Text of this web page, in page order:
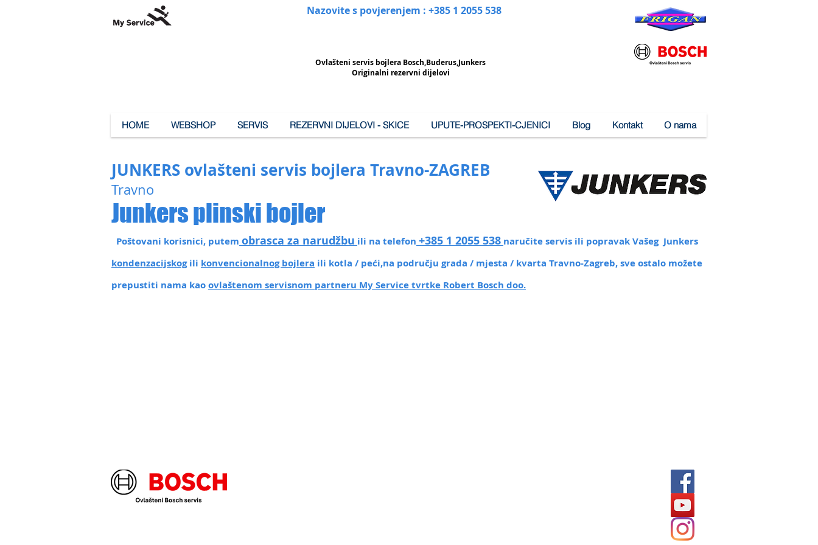
Nazovite s povjerenjem : +385 1 2055 538
Ovlašteni servis bojlera Bosch,Buderus,Junkers
Originalni rezervni dijelovi
HOME WEBSHOP SERVIS REZERVNI DIJELOVI - SKICE UPUTE-PROSPEKTI-CJENICI Blog Kontakt O nama
JUNKERS ovlašteni servis bojlera Travno-ZAGREB
Travno
Junkers plinski bojler
Poštovani korisnici, putem obrasca za narudžbu ili na telefon +385 1 2055 538 naručite servis ili popravak Vašeg Junkers
kondenzacijskogili konvencionalnog bojlera ili kotla / peći,na području grada / mjesta / kvarta Travno-Zagreb, sve ostalo možete
prepustiti nama kaoovlaštenom servisnom partneru My Service tvrtke Robert Bosch doo.